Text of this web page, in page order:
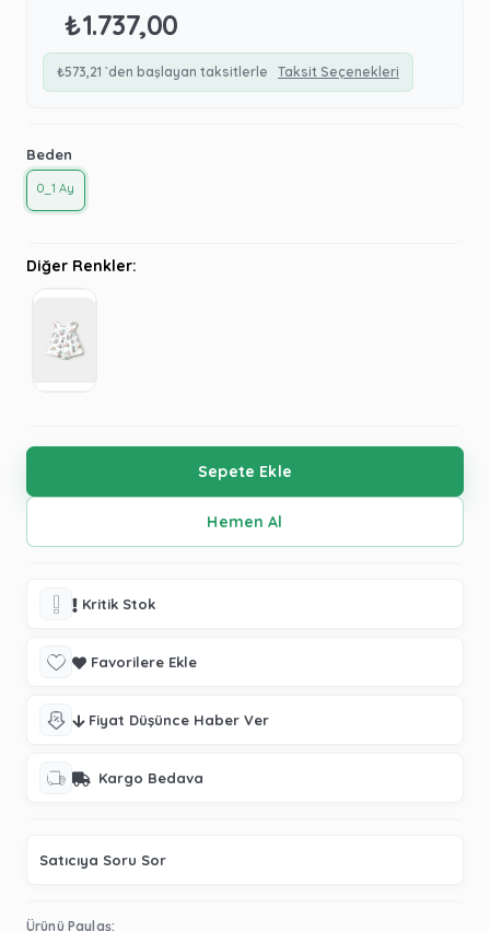
₺1.737,00
₺573,21 `den başlayan taksitlerle Taksit Seçenekleri
Beden
0_1 Ay
Diğer Renkler:
Kritik Stok
Favorilere Ekle
Fiyat Düşünce Haber Ver
Kargo Bedava
Satıcıya Soru Sor
Ürünü Paylaş: